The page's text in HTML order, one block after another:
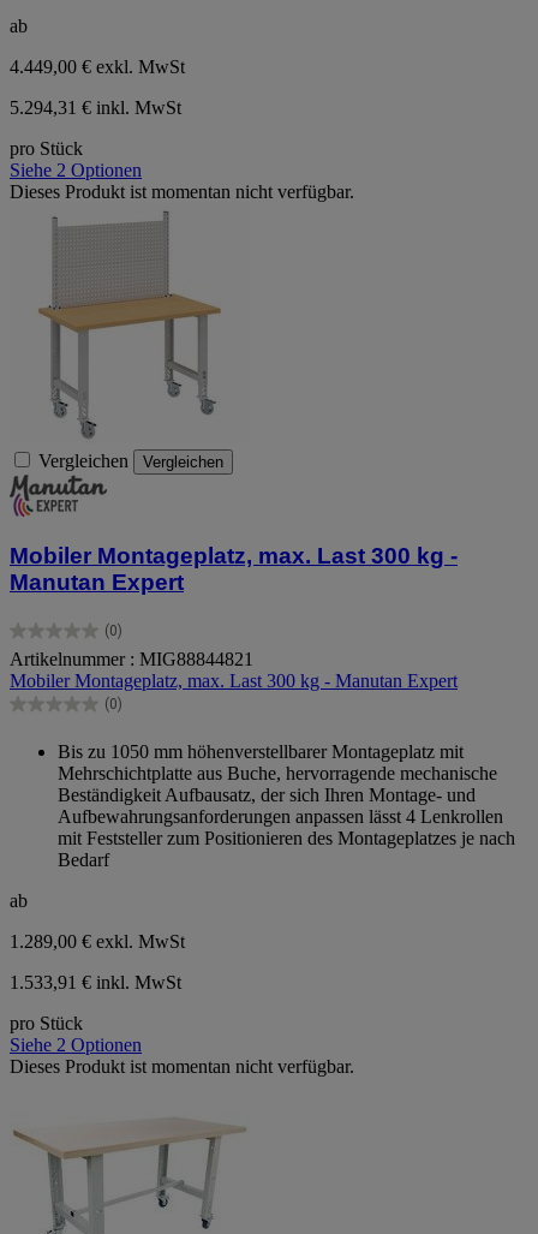
ab
4.449,00 € exkl. MwSt
5.294,31 € inkl. MwSt
pro Stück
Siehe 2 Optionen
Dieses Produkt ist momentan nicht verfügbar.
Vergleichen Vergleichen
Mobiler Montageplatz, max. Last 300 kg -
Manutan Expert
(0)
0.0
von
5
Sternen.
Artikelnummer : MIG88844821
Mobiler Montageplatz, max. Last 300 kg - Manutan Expert
(0)
0.0
Sternen.
Bis zu 1050 mm höhenverstellbarer Montageplatz mit
Mehrschichtplatte aus Buche, hervorragende mechanische
Beständigkeit Aufbausatz, der sich Ihren Montage- und
Aufbewahrungsanforderungen anpassen lässt 4 Lenkrollen
mit Feststeller zum Positionieren des Montageplatzes je nach
Bedarf
ab
1.289,00 € exkl. MwSt
1.533,91 € inkl. MwSt
pro Stück
Siehe 2 Optionen
Dieses Produkt ist momentan nicht verfügbar.